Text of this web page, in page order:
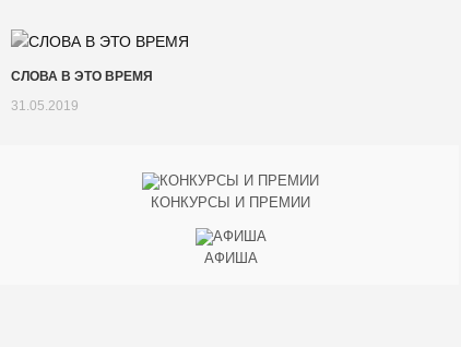
СЛОВА В ЭТО ВРЕМЯ
31.05.2019
КОНКУРСЫ И ПРЕМИИ
АФИША